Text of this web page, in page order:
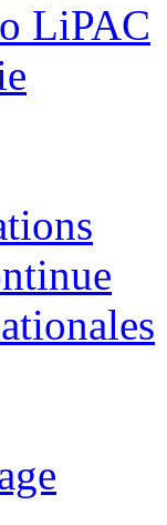
LiPAC